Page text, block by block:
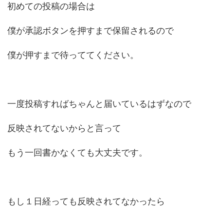
初めての投稿の場合は
僕が承認ボタンを押すまで保留されるので
僕が押すまで待っててください。
一度投稿すればちゃんと届いているはずなので
反映されてないからと言って
もう一回書かなくても大丈夫です。
もし１日経っても反映されてなかったら